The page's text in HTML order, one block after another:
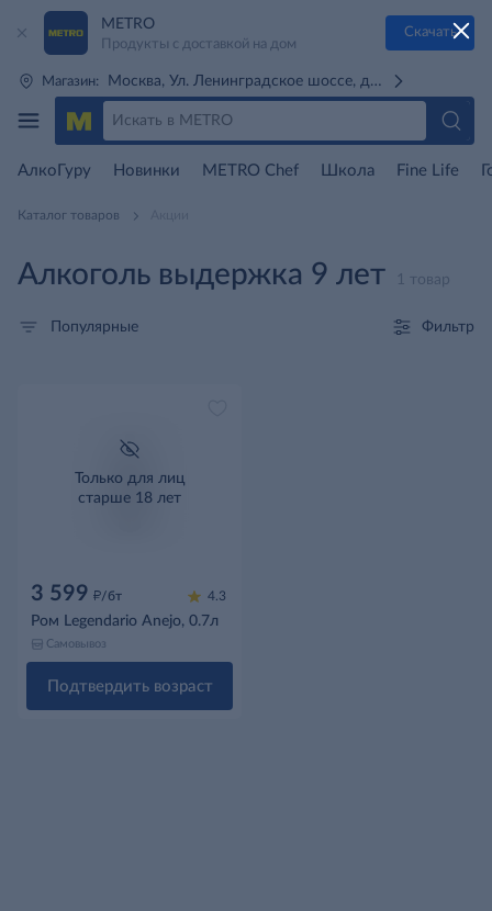
METRO
Продукты с доставкой на дом
Скачать
Магазин: Москва, Ул. Ленинградское шоссе, д. 71Г (м. Речной
АлкоГуру Новинки METRO Chef Школа Fine Life
Каталог товаров
Алкоголь выдержка 9 лет 1 товар
Популярные Фильтр
Только для лиц
старше 18 лет
3 599 д/бт 4.3
Ром Legendario Anejo, 0.7л
Самовывоз
Подтвердить возраст